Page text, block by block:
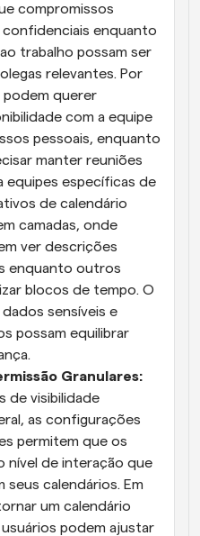
compromissos
confidenciais enquanto
trabalho possam ser
relevantes. Por
podem querer
com a equipe
pessoais, enquanto
manter reuniões
equipes específicas de
de calendário
camadas, onde
ver descrições
enquanto outros
blocos de tempo. O
sensíveis e
possam equilibrar
de visibilidade
as configurações
permitem que os
nível de interação que
calendários. Em
um calendário
podem ajustar